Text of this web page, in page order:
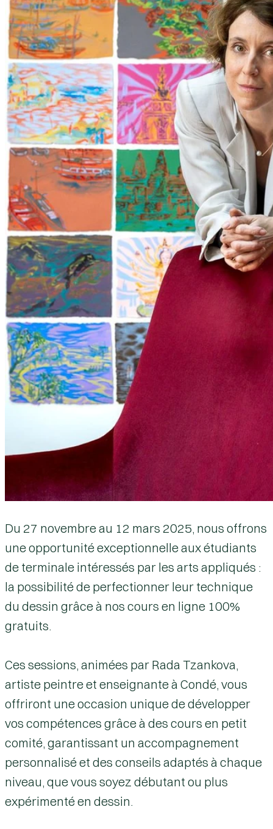
Du 27 novembre au 12 mars 2025, nous offrons
une opportunité exceptionnelle aux étudiants
de terminale intéressés par les arts appliqués :
la possibilité de perfectionner leur technique
du dessin grâce à nos cours en ligne 100%
gratuits.
Ces sessions, animées par Rada Tzankova,
artiste peintre et enseignante à Condé, vous
offriront une occasion unique de développer
vos compétences grâce à des cours en petit
comité, garantissant un accompagnement
personnaliséet des conseils adaptés à chaque
niveau, que vous soyez débutant ou plus
expérimenté en dessin.